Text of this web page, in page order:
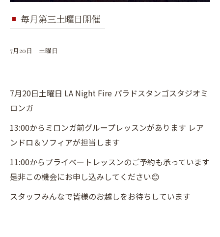
毎月第三土曜日開催
7月20日 土曜日
7月20日土曜日 LA Night Fire パラドスタンゴスタジオミ
ロンガ
13:00からミロンガ前グループレッスンがあります レア
ンドロ＆ソフィアが担当します
11:00からプライベートレッスンのご予約も承っています
是非この機会にお申し込みしてください😊
スタッフみんなで皆様のお越しをお待ちしています